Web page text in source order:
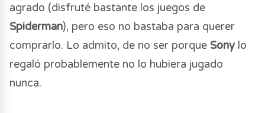
agrado (disfruté bastante los juegos de
Spiderman), pero eso no bastaba para querer
comprarlo. Lo admito, de no ser porque Sony lo
regaló probablemente no lo hubiera jugado
nunca.